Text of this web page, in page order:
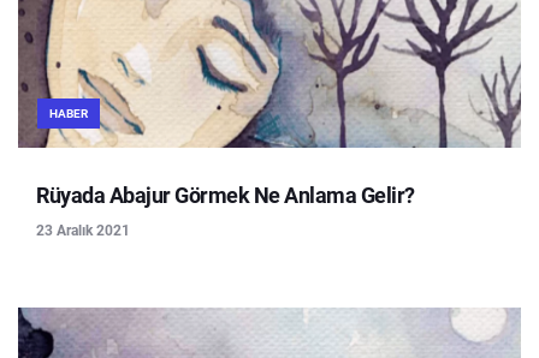
HABER
Rüyada Abajur Görmek Ne Anlama Gelir?
23 Aralık 2021